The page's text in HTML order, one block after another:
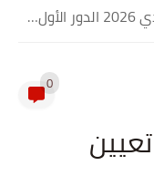
نتائج السادس الإعدادي 2026 الدور الأول PDF كربلاء المقدسة| موقع...
0